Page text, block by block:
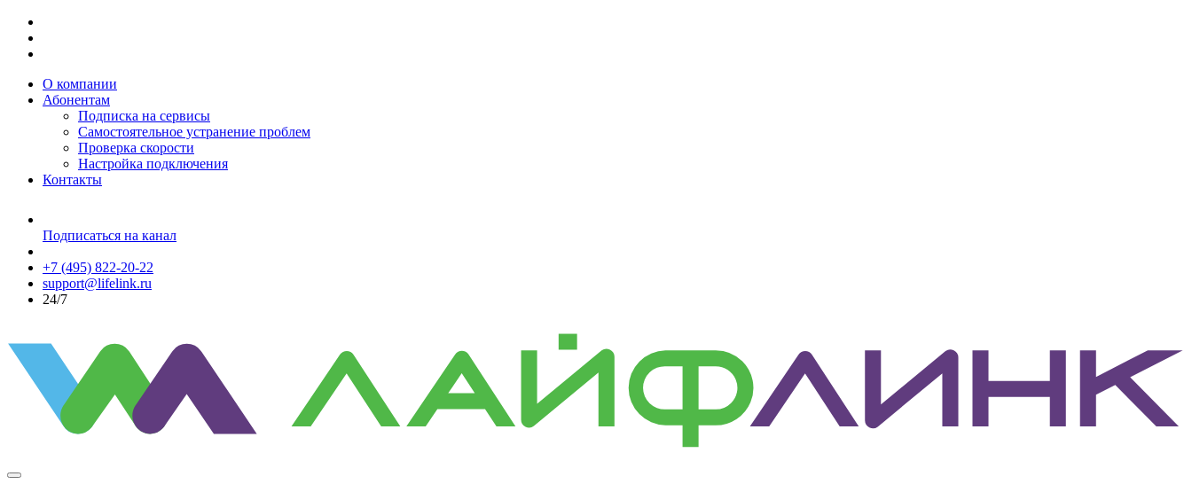
О компании
Абонентам
Подписка на сервисы
Самостоятельное устранение проблем
Проверка скорости
Настройка подключения
Контакты
Подписаться на канал
+7 (495) 822-20-22
support@lifelink.ru
24/7